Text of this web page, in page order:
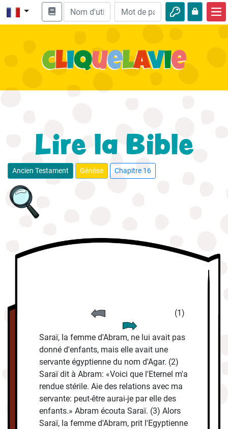
Enseignement biblique
Aventures
Loisirs
Lire la Bible
Ancien Testament Génèse Chapitre 16
(1)
Saraï, la femme d'Abram, ne lui avait pas
donné d'enfants, mais elle avait une
servante égyptienne du nom d'Agar. (2)
Saraï dit à Abram: «Voici que l'Eternel m'a
rendue stérile. Aie des relations avec ma
servante: peut-être aurai-je par elle des
enfants.» Abram écouta Saraï. (3) Alors
Saraï, la femme d'Abram, prit l'Egyptienne